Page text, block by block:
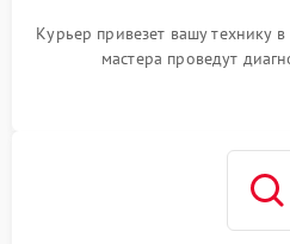
Курьер привезет вашу технику
мастера проведут